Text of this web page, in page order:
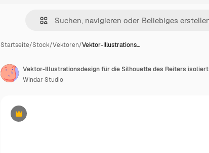
Startseite/Stock/Vektoren/Vektor-Illustrations…
Premium
Vektor-Illustrationsdesign für die Silhouette des Reiters isoliert
Windar Studio